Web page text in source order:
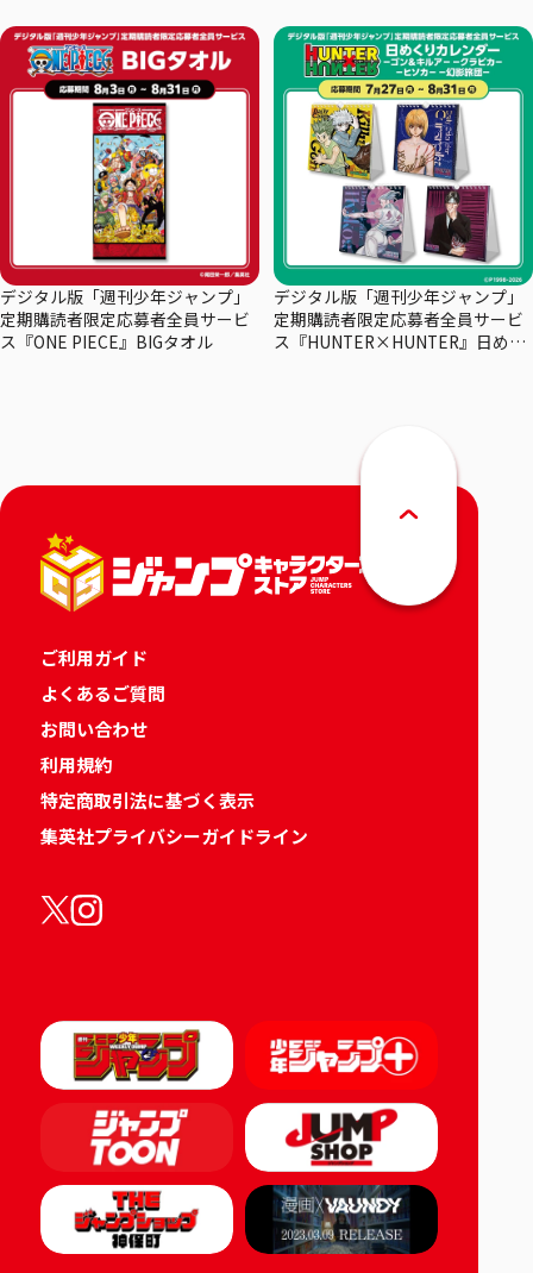
デジタル版「週刊少年ジャンプ」
定期購読者限定応募者全員サービ
ス『ONE PIECE』BIGタオル
デジタル版「週刊少年ジャンプ」
定期購読者限定応募者全員サービ
ス『HUNTER×HUNTER』日めく
ご利用ガイド
よくあるご質問
お問い合わせ
利用規約
特定商取引法に基づく表示
集英社プライバシーガイドライン